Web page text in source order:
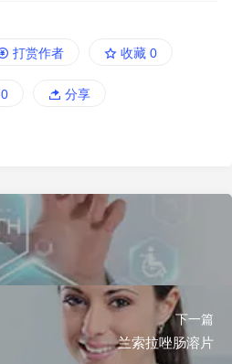
打赏作者 收藏 0
0 分享
下一篇
兰索拉唑肠溶片